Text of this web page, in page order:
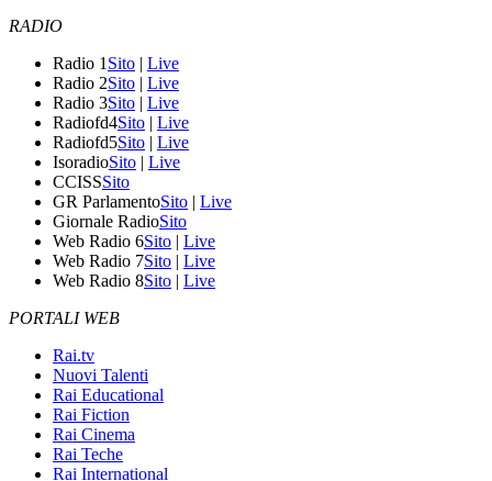
RADIO
Radio 1 Sito | Live
Radio 2Sito | Live
Radio 3Sito | Live
Radiofd4Sito | Live
Radiofd5Sito | Live
IsoradioSito | Live
CCISSSito
GR ParlamentoSito | Live
Giornale RadioSito
Web Radio 6Sito | Live
Web Radio 7Sito | Live
Web Radio 8Sito | Live
PORTALI WEB
Rai.tv
Nuovi Talenti
Rai Educational
Rai Fiction
Rai Cinema
Rai Teche
Rai International